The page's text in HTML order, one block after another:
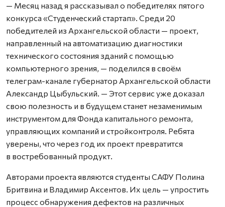
— Месяц назад я рассказывал о победителях пятого
конкурса «Студенческий стартап». Среди 20
победителей из Архангельской области — проект,
направленный на автоматизацию диагностики
технического состояния зданий с помощью
компьютерного зрения, — поделился в своём
телеграм-канале губернатор Архангельской области
Александр Цыбульский. — Этот сервис уже доказал
свою полезность и в будущем станет незаменимым
инструментом для Фонда капитального ремонта,
управляющих компаний и стройконтроля. Ребята
уверены, что через год их проект превратится
в востребованный продукт.
Авторами проекта являются студенты САФУ Полина
Бритвина и Владимир Аксентов. Их цель — упростить
процесс обнаружения дефектов на различных